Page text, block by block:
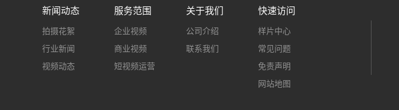
新闻动态
拍摄花絮
行业新闻
视频动态
服务范围
企业视频
商业视频
短视频运营
关于我们
公司介绍
联系我们
快速访问
样片中心
常见问题
免责声明
网站地图